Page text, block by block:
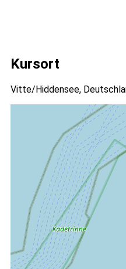
Kursort
Vitte/Hiddensee,